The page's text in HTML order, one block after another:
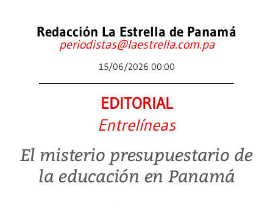
Redacción La Estrella de Panamá
periodistas@laestrella.com.pa
15/06/2026 00:00
EDITORIAL
Entrelíneas
El misterio presupuestario de
la educación en Panamá